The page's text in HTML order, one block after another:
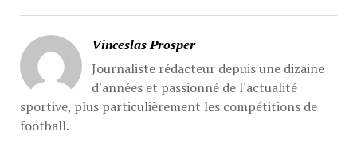
Vinceslas Prosper
Journaliste rédacteur depuis une dizaine
d'années et passionné de l'actualité
sportive, plus particulièrement les compétitions de
football.